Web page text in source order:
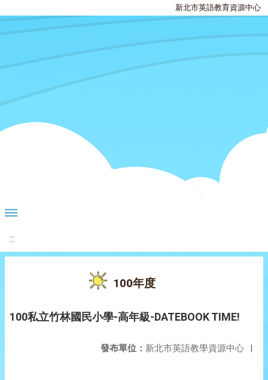
新北市英語教育資源中心
:::
100年度
100私立竹林國民小學-高年級-DATEBOOK TIME!
發布單位： 新北市英語教學資源中心 |